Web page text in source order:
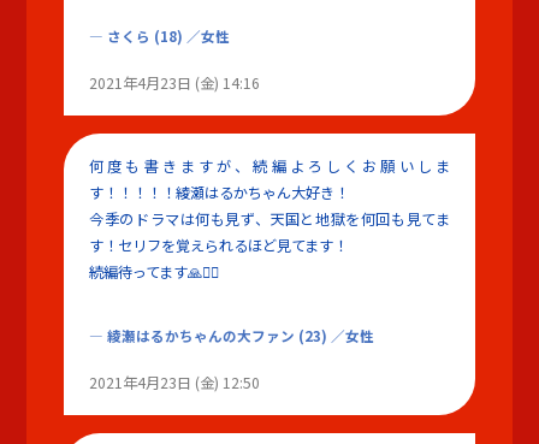
さくら (18) ／女性
2021年4月23日 (金) 14:16
何度も書きますが、続編よろしくお願いしま
す！！！！！綾瀬はるかちゃん大好き！
今季のドラマは何も見ず、天国と地獄を何回も見てま
す！セリフを覚えられるほど見てます！
続編待ってます🙏🙇‍♀️
綾瀬はるかちゃんの大ファン (23) ／女性
2021年4月23日 (金) 12:50